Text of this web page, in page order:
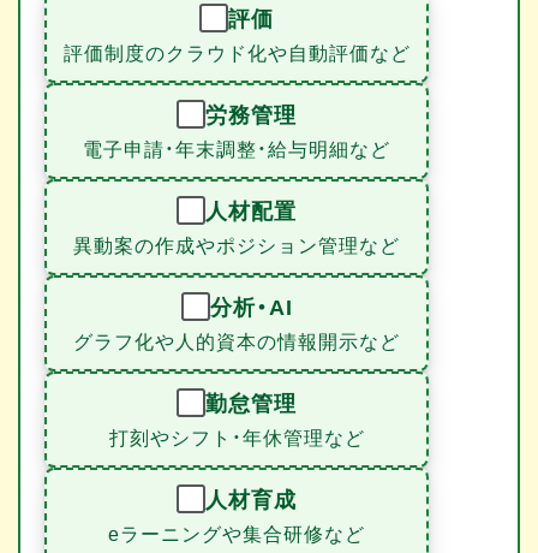
評価
評価制度のクラウド化や自動評価など
労務管理
電子申請・年末調整・給与明細など
人材配置
異動案の作成やポジション管理など
分析・AI
グラフ化や人的資本の情報開示など
勤怠管理
打刻やシフト・年休管理など
人材育成
eラーニングや集合研修など